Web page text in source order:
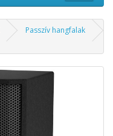
Passzív hangfalak